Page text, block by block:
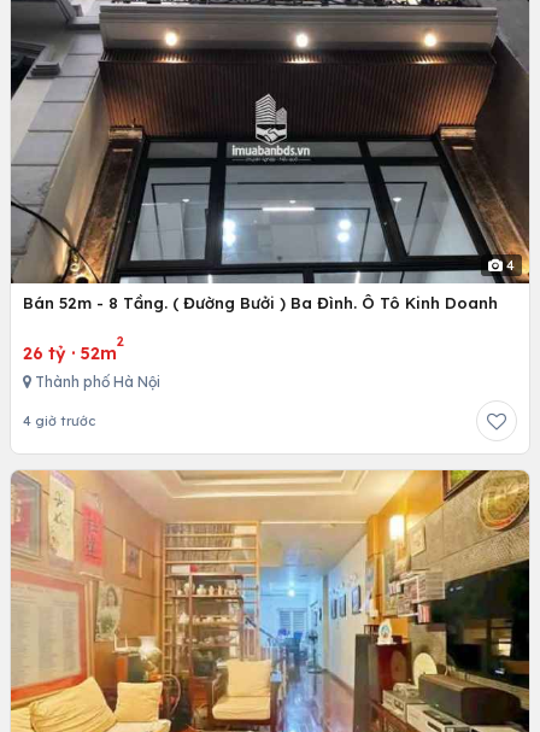
4
Bán 52m - 8 Tầng. ( Đường Bưởi ) Ba Đình. Ô Tô Kinh Doanh
26 tỷ · 52m
2
Thành phố Hà Nội
4 giờ trước